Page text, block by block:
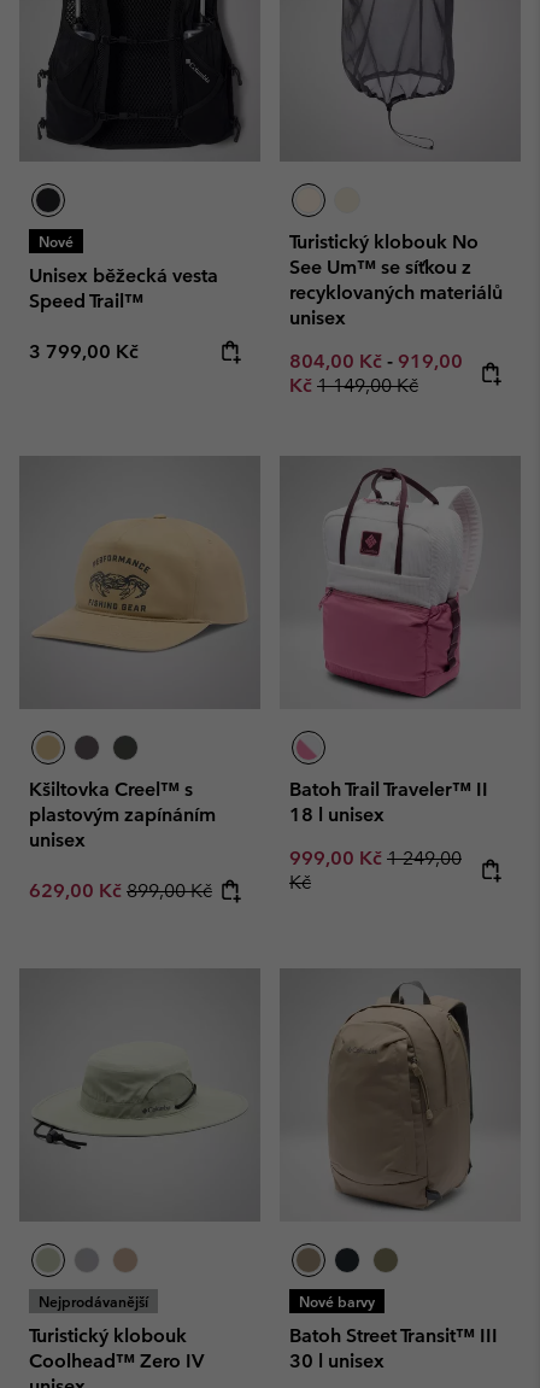
Nové
Unisex běžecká vesta
Speed Trail™
Regular price:
3 799,00 Kč
Turistický klobouk No
See Um™ se síťkou z
recyklovaných materiálů
unisex
Minimum sale price:
804,00 Kč - Maximum sale
919,00
Kč Regular price:
1 149,00 Kč
Kšiltovka Creel™ s
plastovým zapínáním
unisex
Sale price:
629,00 Kč Regular price:
899,00 Kč
Batoh Trail Traveler™ II
18 l unisex
Sale price:
999,00 Kč Regular price:
1 249,00
Kč
Nejprodávanější
Turistický klobouk
Coolhead™ Zero IV
Nové barvy
Batoh Street Transit™ III
30 l unisex